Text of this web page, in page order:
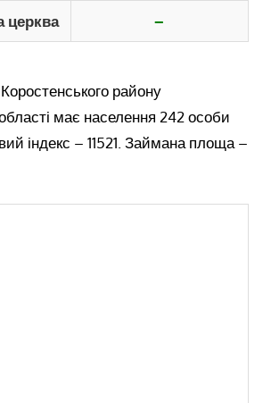
церква –
району
має населення 242 особи
індекс – 11521. Займана площа –